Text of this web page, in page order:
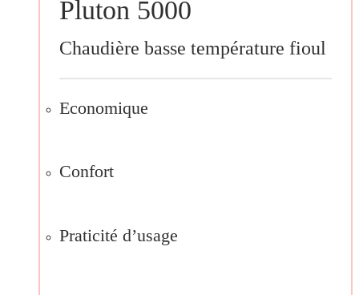
Pluton 5000
Chaudière basse température fioul
Economique
Confort
Praticité d’usage